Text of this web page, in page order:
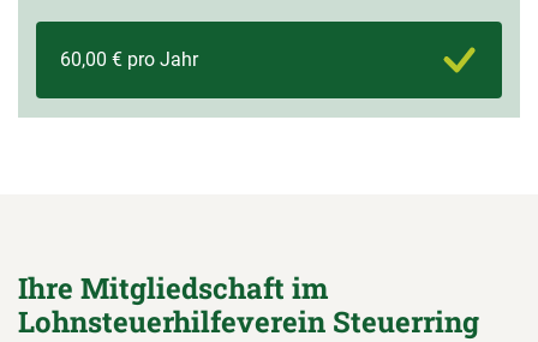
60,00 € pro Jahr
Ihre Mitgliedschaft im
Lohnsteuerhilfeverein Steuerring